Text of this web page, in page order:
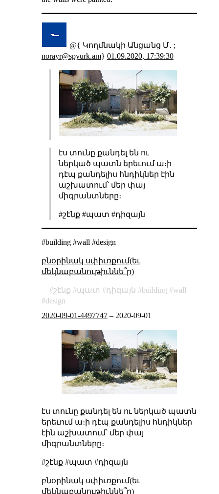
@{ Կողմնակի Անցանց Մ․ ;
norayr@spyurk.am} 01.09.2020, 17:39:30
էս տունը քանդել են ու
ներկած պատն երեւում ա։ի
դէպ քանդելիս հնդիկներ էին
աշխատում՝ մեր փայ
միգրանտները։
#շէնք #պատ #դիզայն
#building #wall #design
բնօրինակ սփիւռքում(եւ
մեկնաբանութիւննե՞ր)
շէնք պատ դիզայն building
wall
design
2020-09-01-4497747– 2020-09-01
էս տունը քանդել են ու ներկած պատն
երեւում ա։ի դէպ քանդելիս հնդիկներ
էին աշխատում՝ մեր փայ
միգրանտները։
#շէնք #պատ #դիզայն
բնօրինակ սփիւռքում(եւ
մեկնաբանութիւննե՞ր)